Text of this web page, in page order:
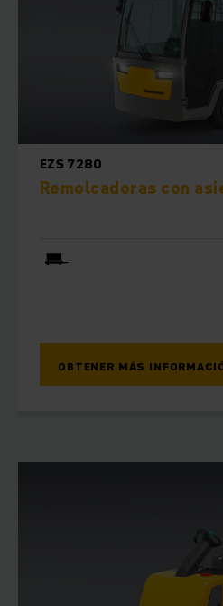
EZS 7280
Remolcadoras con
OBTENER MÁS